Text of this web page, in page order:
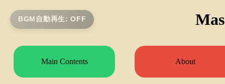
BGM自動再生: OFF
Main Contents About